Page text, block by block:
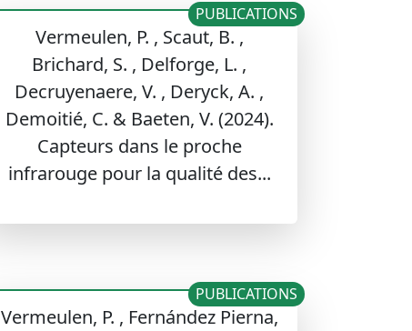
Vermeulen, P. , Scaut, B. ,
Brichard, S. , Delforge, L. ,
Decruyenaere, V. , Deryck, A. ,
Demoitié, C. & Baeten, V. (2024).
Capteurs dans le proche
infrarouge pour la qualité des...
PUBLICATIONS
Vermeulen, P. , Fernández Pierna,
PUBLICATIONS